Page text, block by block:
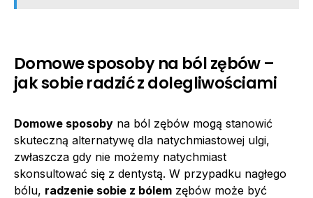
Domowe sposoby na ból zębów –
jak sobie radzić z dolegliwościami
Domowe sposoby na ból zębów mogą stanowić
skuteczną alternatywę dla natychmiastowej ulgi,
zwłaszcza gdy nie możemy natychmiast
skonsultować się z dentystą. W przypadku nagłego
bólu, radzenie sobie z bólem zębów może być